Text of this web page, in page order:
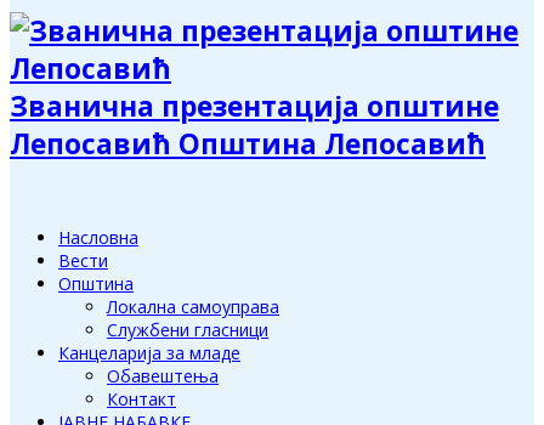
Званична презентација општине
Лепосавић Општина Лепосавић
Насловна
Вести
Општина
Локална самоуправа
Службени гласници
Канцеларија за младе
Обавештења
Контакт